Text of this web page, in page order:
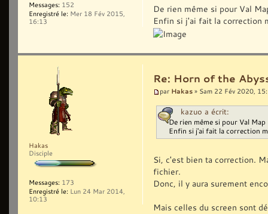
De rien même si pour Val
Enfin si j'ai fait la correction
Messages: 152
Enregistré le: Mer 18 Fév 2015,
16:13
Re: Horn of the
par Hakas » Sam 22 Fév 2020,
kazuo a écrit:
De rien même si pour Val
Enfin si j'ai fait la correction
Si, c'est bien ta correction.
fichier.
Donc, il y aura surement
Mais celles du screen sont
Hakas
Disciple
Messages: 173
Enregistré le: Lun 24 Mar 2014,
10:13